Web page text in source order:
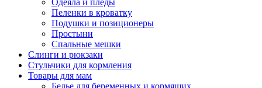
Одеяла и пледы
Пеленки в кроватку
Подушки и позиционеры
Простыни
Спальные мешки
Слинги и рюкзаки
Стульчики для кормления
Товары для мам
Белье для беременных и кормящих